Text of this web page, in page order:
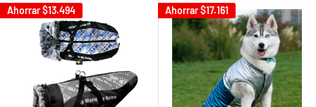
Ahorrar$13.494 Ahorrar$17.161